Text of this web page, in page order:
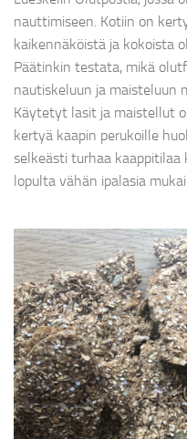
nauttimiseen. Kotiin on
kaikennäköistä ja kokoista
Päätinkin testata, mikä
nautiskeluun ja maisteluun
Käytetyt lasit ja maistellut
kertyä kaapin perukoille
selkeästi turhaa
lopulta vähän ipalasia